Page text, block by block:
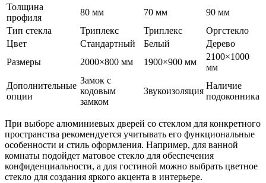
Толщина
профиля
80 мм 70 мм
90 мм
Тип стекла
Триплекс Триплекс
Оргстекло
Цвет
Стандартный Белый
Дерево
Размеры
2000×800 мм 1900×900 мм
2100×1000
мм
Дополнительные
опции
Замок с
кодовым
замком
Звукоизоляция
Наличие
подоконника
При выборе алюминиевых дверей со стеклом для конкретного
пространства рекомендуется учитывать его функциональные
особенности и стиль оформления. Например, для ванной
комнаты подойдет матовое стекло для обеспечения
конфиденциальности, а для гостиной можно выбрать цветное
стекло для создания яркого акцента в интерьере.